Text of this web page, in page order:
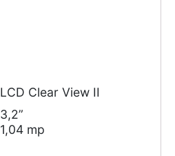
LCD Clear View II
3,2”
1,04 mp